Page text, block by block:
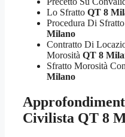
Lo Sfratto QT 8
Procedura Di
Milano
Contratto Di
Morosità QT 8
Sfratto Morosità
Milano
Civilista QT 8